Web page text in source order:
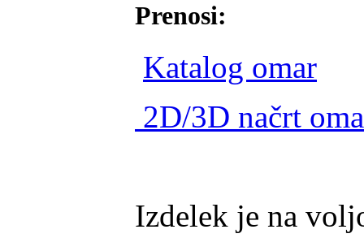
Prenosi:
Katalog omar
2D/3D načrt
Izdelek je na